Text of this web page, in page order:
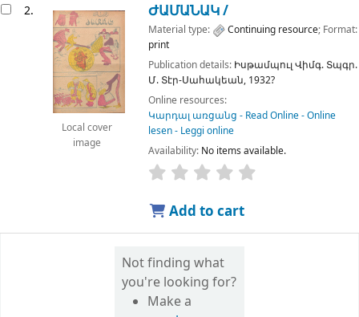
2.
Local cover
image
ԺԱՄԱՆԱԿ /
Material type: Continuing resource; Format:
print
Publication details: ԻսթամպուլՎիմգ. Տպգր.
Մ. Տէր-Սահակեան, 1932?
Online resources:
Կարդալ առցանց - Read Online - Online
lesen - Leggi online
Availability: No items available.
Add to cart
Not finding what
you're looking for?
Make a